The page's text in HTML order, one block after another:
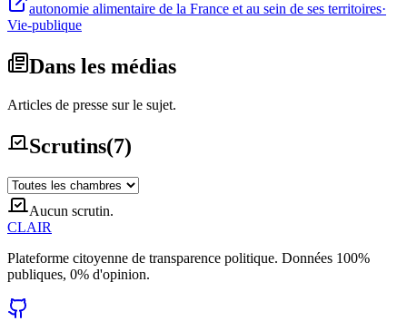
autonomie alimentaire de la France et au sein de ses territoires·
Vie-publique
Dans les médias
Articles de presse sur le sujet.
Scrutins(7)
Aucun scrutin.
CLAIR
Plateforme citoyenne de transparence politique. Données 100%
publiques, 0% d'opinion.